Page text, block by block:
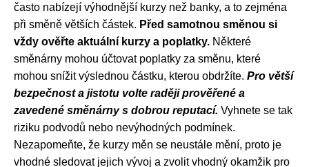
často nabízejí výhodnější kurzy než banky, a to zejména
při směně větších částek. Před samotnou směnou si
vždy ověřte aktuální kurzy a poplatky. Některé
směnárny mohou účtovat poplatky za směnu, které
mohou snížit výslednou částku, kterou obdržíte. Pro větší
bezpečnost a jistotu volte raději prověřené a
zavedené směnárny s dobrou reputací. Vyhnete se tak
riziku podvodů nebo nevýhodných podmínek.
Nezapomeňte, že kurzy měn se neustále mění, proto je
vhodné sledovat jejich vývoj a zvolit vhodný okamžik pro